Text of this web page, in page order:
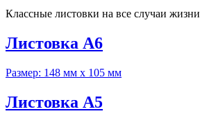
Классные листовки на все случаи жизни
Листовка А6
Размер: 148 мм x 105 мм
Листовка А5